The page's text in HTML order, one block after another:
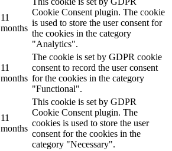
11
months
Cookie Consent plugin. The cookie
is used to store the user consent for
the cookies in the category
"Analytics".
11
months
The cookie is set by GDPR cookie
consent to record the user consent
for the cookies in the category
"Functional".
11
months
This cookie is set by GDPR
Cookie Consent plugin. The
cookies is used to store the user
consent for the cookies in the
category "Necessary".